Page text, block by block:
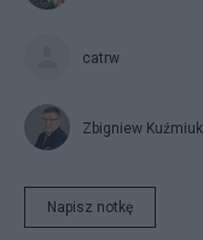
catrw
Zbigniew Kuźmiuk
Napisz notkę